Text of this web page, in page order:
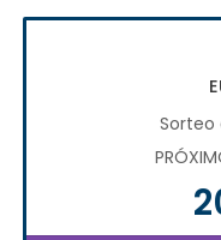
Sorteo